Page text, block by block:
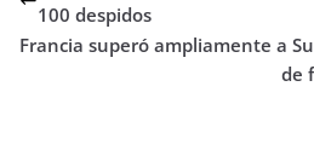
100 despidos
Francia superó ampliamente a
de